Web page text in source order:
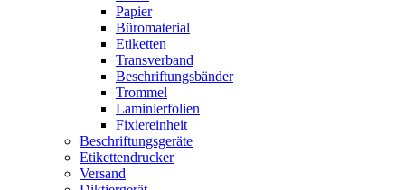
Papier
Büromaterial
Etiketten
Transverband
Beschriftungsbänder
Trommel
Laminierfolien
Fixiereinheit
Beschriftungsgeräte
Etikettendrucker
Versand